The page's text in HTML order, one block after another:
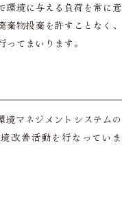
環境に与える負荷を常に意
物投棄を許すことなく、
てまいります。
境マネジメントシステムの
改善活動を行なっていま